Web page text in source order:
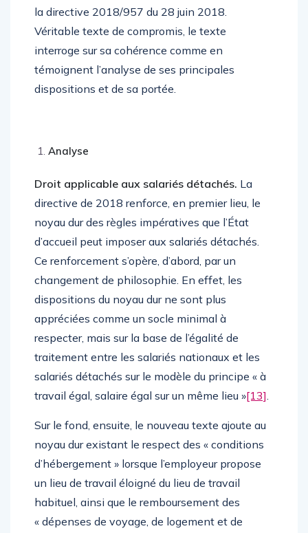
la directive 2018/957 du 28 juin 2018.
Véritable texte de compromis, le texte
interroge sur sa cohérence comme en
témoignent l’analyse de ses principales
dispositions et de sa portée.
Analyse
Droit applicable aux salariés détachés. La
directive de 2018 renforce, en premier lieu, le
noyau dur des règles impératives que l’État
d’accueil peut imposer aux salariés détachés.
Ce renforcement s’opère, d’abord, par un
changement de philosophie. En effet, les
dispositions du noyau dur ne sont plus
appréciées comme un socle minimal à
respecter, mais sur la base de l’égalité de
traitement entre les salariés nationaux et les
salariés détachés sur le modèle du principe « à
travail égal, salaire égal sur un même lieu »[13].
Sur le fond, ensuite, le nouveau texte ajoute au
noyau dur existant le respect des « conditions
d’hébergement » lorsque l’employeur propose
un lieu de travail éloigné du lieu de travail
habituel, ainsi que le remboursement des
« dépenses de voyage, de logement et de